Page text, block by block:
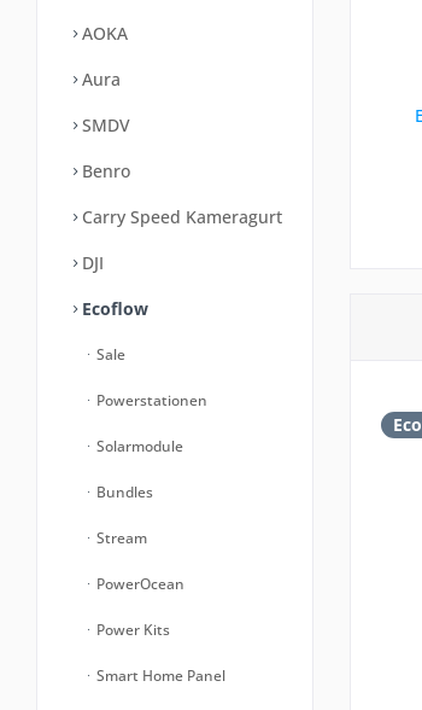
AOKA
Aura
SMDV
Benro
Carry Speed Kameragurt
DJI
Ecoflow
Sale
Powerstationen
Solarmodule
Bundles
Stream
PowerOcean
Power Kits
Smart Home Panel